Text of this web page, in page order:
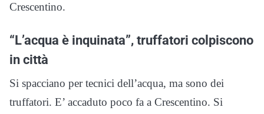
Crescentino.
“L’acqua è inquinata”, truffatori colpiscono
in città
Si spacciano per tecnici dell’acqua, ma sono dei
truffatori. E’ accaduto poco fa a Crescentino. Si